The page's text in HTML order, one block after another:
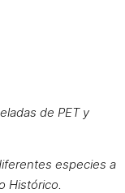
de PET y
especies a
Histórico.